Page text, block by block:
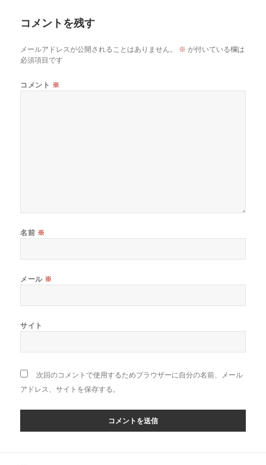
コメントを残す
メールアドレスが公開されることはありません。 ※ が付いている欄は
必須項目です
コメント ※
名前 ※
メール ※
サイト
次回のコメントで使用するためブラウザーに自分の名前、メール
アドレス、サイトを保存する。